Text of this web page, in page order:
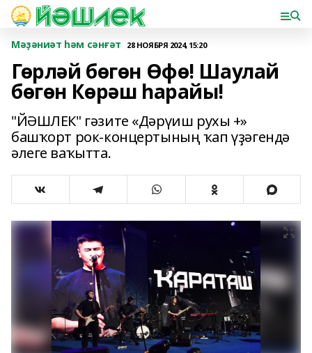
Мәҙәниәт һәм сәнғәт 28 НОЯБРЯ 2024, 15:20
Гөрләй бөгөн Өфө! Шаулай
бөгөн Көрәш һарайы!
"ЙӘШЛЕК" гәзите «Дәрүиш рухы +»
башҡорт рок-концертының ҡап үҙәгендә
әлеге ваҡытта.